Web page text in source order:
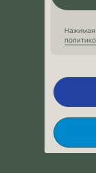
Нажимая